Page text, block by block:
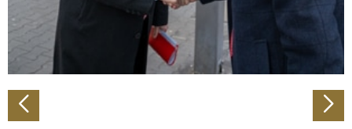
personalisieren, Funktionen für soziale Medien anbieten
zu können und die Zugriffe auf unsere Website zu
analysieren. Außerdem geben wir Informationen zu Ihrer
Verwendung unserer Website an unsere Partner für
Partner führen diese Informationen möglicherweise mit
weiteren Daten zusammen, die Sie ihnen bereitgestellt